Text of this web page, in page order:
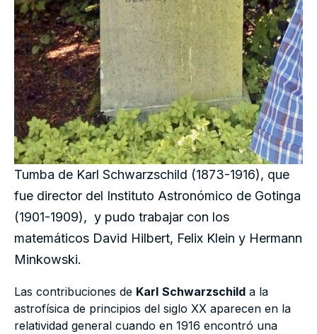
Tumba de Karl Schwarzschild (1873-1916), que
fue director del Instituto Astronómico de Gotinga
(1901-1909), y pudo trabajar con los
matemáticos David Hilbert, Felix Klein y Hermann
Minkowski.
Las contribuciones de Karl Schwarzschild a la
astrofísica de principios del siglo XX aparecen en la
relatividad general cuando en 1916 encontró una